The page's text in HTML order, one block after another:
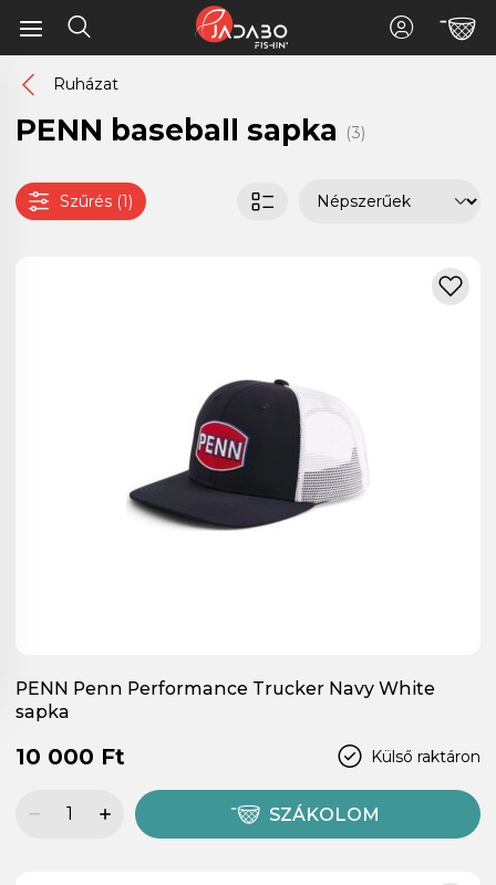
Ruházat
PENN baseball sapka (3)
Szűrés (1)
PENN Penn Performance Trucker Navy White
sapka
Külső raktáron
10 000 Ft
SZÁKOLOM